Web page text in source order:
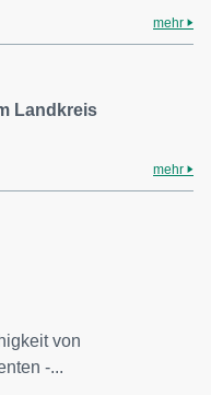
mehr
Landkreis
mehr
von
-...